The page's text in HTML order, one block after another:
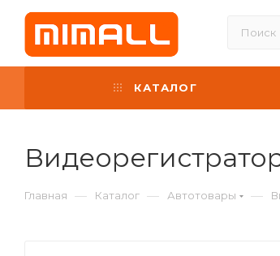
КАТАЛОГ
Главная — Каталог — Автотовары —